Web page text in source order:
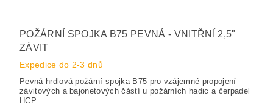
POŽÁRNÍ SPOJKA B75 PEVNÁ - VNITŘNÍ 2,5"
ZÁVIT
Expedice do 2-3 dnů
Pevná hrdlová požární spojka B75 pro vzájemné propojení
závitových a bajonetových částí u požárních hadic a čerpadel
HCP.